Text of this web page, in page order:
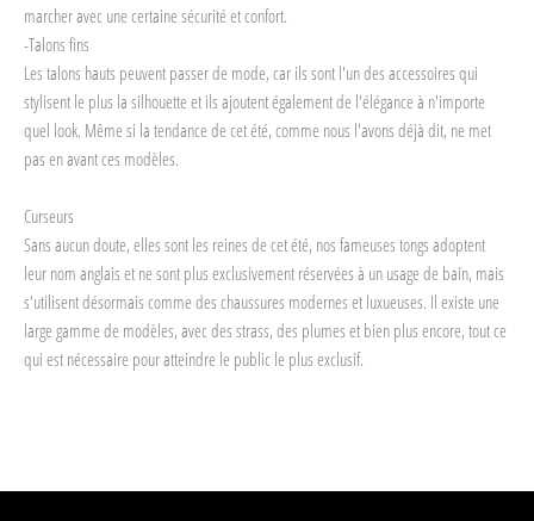
marcher avec une certaine sécurité et confort.
-Talons fins
Les talons hauts peuvent passer de mode, car ils sont l'un des accessoires qui
stylisent le plus la silhouette et ils ajoutent également de l'élégance à n'importe
quel look. Même si la tendance de cet été, comme nous l'avons déjà dit, ne met
pas en avant ces modèles.
Curseurs
Sans aucun doute, elles sont les reines de cet été, nos fameuses tongs adoptent
leur nom anglais et ne sont plus exclusivement réservées à un usage de bain, mais
s'utilisent désormais comme des chaussures modernes et luxueuses. Il existe une
large gamme de modèles, avec des strass, des plumes et bien plus encore, tout ce
qui est nécessaire pour atteindre le public le plus exclusif.